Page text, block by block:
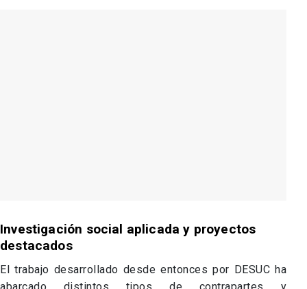
Investigación social aplicada y proyectos
destacados
El trabajo desarrollado desde entonces por DESUC ha
abarcado distintos tiposde contrapartes y